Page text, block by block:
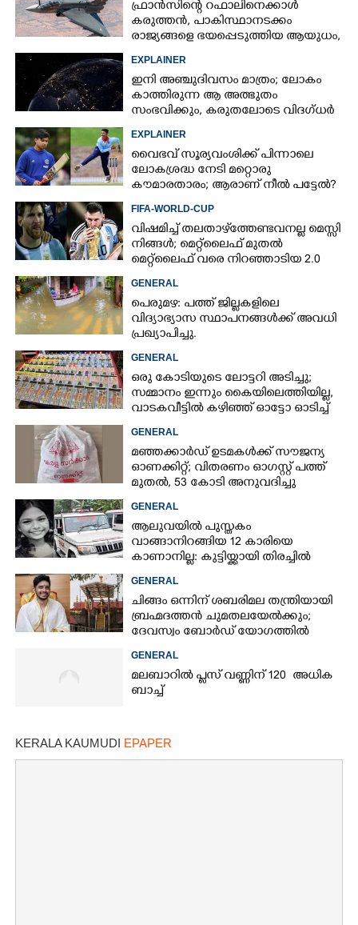
ഫ്രാൻസിന്റെ റഫാലിനെക്കാൾ
കരുത്തൻ,​ പാകിസ്ഥാനടക്കം
രാജ്യങ്ങളെ ഭയപ്പെടുത്തിയ ആയുധം,​
EXPLAINER
ഇനി അഞ്ചുദിവസം മാത്രം; ലോകം
കാത്തിരുന്ന ആ അത്ഭുതം
സംഭവിക്കും, കരുതലോടെ വിദഗ്ധർ
EXPLAINER
വൈഭവ് സൂര്യവംശിക്ക് പിന്നാലെ
ലോകശ്രദ്ധ നേടി മറ്റൊരു
കൗമാരതാരം; ആരാണ് നീൽ പട്ടേൽ?
FIFA-WORLD-CUP
വിഷമിച്ച് തലതാഴ്‌ത്തേണ്ടവനല്ല മെസ്സി
നിങ്ങള്‍; മെറ്റ്‌ലൈഫ് മുതല്‍
മെറ്റ്‌ലൈഫ് വരെ നിറഞ്ഞാടിയ 2.0
GENERAL
പെരുമഴ: പത്ത് ജില്ലകളിലെ
വിദ്യാഭ്യാസ സ്ഥാപനങ്ങൾക്ക് അവധി
പ്രഖ്യാപിച്ചു.
GENERAL
ഒരു കോടിയുടെ ലോട്ടറി അടിച്ചു;
സമ്മാനം ഇന്നും കൈയിലെത്തിയില്ല,
വാടകവീട്ടിൽ കഴിഞ്ഞ് ഓട്ടോ ഓടിച്ച്
GENERAL
മഞ്ഞക്കാർഡ് ഉടമകൾക്ക് സൗജന്യ
ഓണക്കിറ്റ്; വിതരണം ഓഗസ്റ്റ് പത്ത്
മുതൽ, 53 കോടി അനുവദിച്ചു
GENERAL
ആലുവയിൽ പുസ്തകം
വാങ്ങാനിറങ്ങിയ 12 കാരിയെ
കാണാനില്ല: കുട്ടിയ്ക്കായി തിരച്ചിൽ
GENERAL
ചിങ്ങം ഒന്നിന് ശബരിമല തന്ത്രിയായി
ബ്രഹ്മദത്തൻ ചുമതലയേൽക്കും;
ദേവസ്വം ബോർഡ് യോഗത്തിൽ
GENERAL
മലബാറിൽ പ്ലസ് വണ്ണിന് 120 അധിക
ബാച്ച്
KERALA KAUMUDI EPAPER